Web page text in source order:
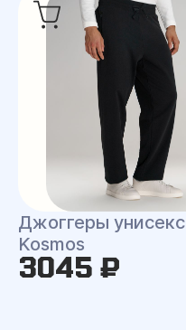
Джоггеры унисекс
Kosmos
3045 ₽